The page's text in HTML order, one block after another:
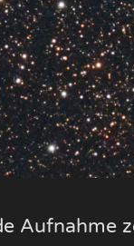
Aufnahme